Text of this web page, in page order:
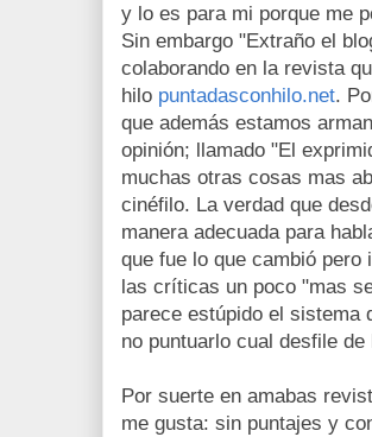
y lo es para mi porque me
Sin embargo "Extraño el
colaborando en la revista
hilo puntadasconhilo.net.
que además estamos
opinión; llamado "El
muchas otras cosas mas
cinéfilo. La verdad que
manera adecuada para
que fue lo que cambió
las críticas un poco "mas
parece estúpido el sistema
no puntuarlo cual desfile de
Por suerte en amabas
me gusta: sin puntajes y